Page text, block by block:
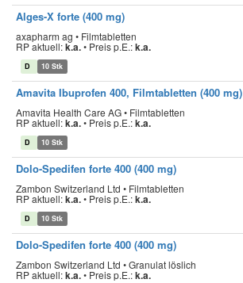
Alges-X forte (400 mg)
axapharm ag • Filmtabletten
RP aktuell:k.a.• Preis p.E.:k.a.
D 10 Stk
Amavita Ibuprofen 400, Filmtabletten (400 mg)
Amavita Health Care AG • Filmtabletten
RP aktuell:k.a.• Preis p.E.:k.a.
D 10 Stk
Dolo-Spedifen forte 400 (400 mg)
Zambon Switzerland Ltd • Filmtabletten
RP aktuell:k.a.• Preis p.E.:k.a.
D 10 Stk
Dolo-Spedifen forte 400 (400 mg)
Zambon Switzerland Ltd • Granulat löslich
RP aktuell:k.a.• Preis p.E.:k.a.